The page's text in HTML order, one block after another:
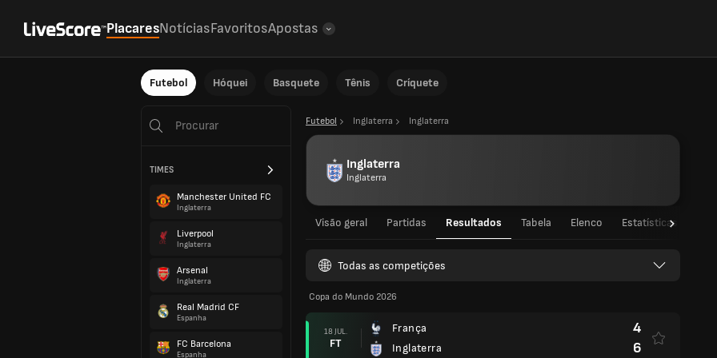
PlacaresNotíciasFavoritosApostas
Futebol Hóquei Basquete Tênis Críquete
TIMES
Manchester United FC
Inglaterra
Liverpool
Inglaterra
Arsenal
Inglaterra
Real Madrid CF
Espanha
FC Barcelona
Espanha
Futebol Inglaterra Inglaterra
Inglaterra
Inglaterra
Visão geral Partidas Resultados Tabela Elenco Estatísticas de
Todas as competições
Copa do Mundo 2026
18 JUL.
FT
França
Inglaterra
4
6